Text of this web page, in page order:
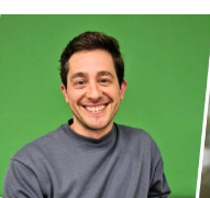
proyecto integrado
el ska, rocksteady y
empoderamiento.
cerrará el cartel
metal vasco, que
nuevo álbum